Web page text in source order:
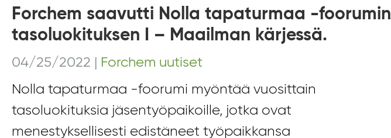
Forchem saavutti Nolla tapaturmaa -foorumin
tasoluokituksen I – Maailman kärjessä.
04/25/2022
Forchem uutiset
Nolla tapaturmaa -foorumi myöntää vuosittain
tasoluokituksia jäsentyöpaikoille, jotka ovat
menestyksellisesti edistäneet työpaikkansa